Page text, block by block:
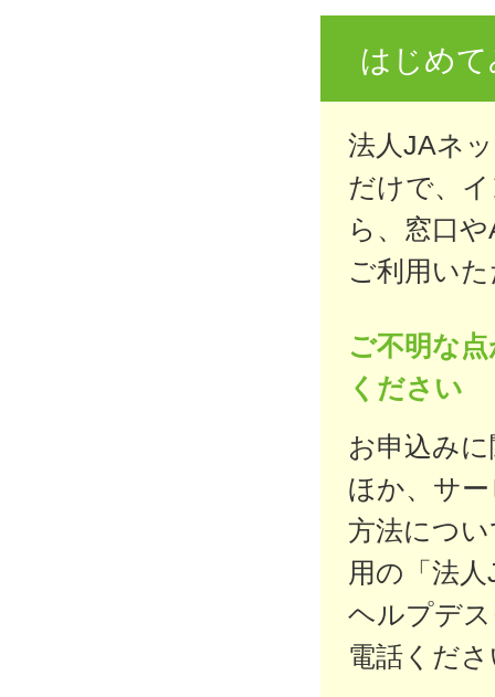
はじめ
法人JAネ
だけで、
ら、窓口
ご利用い
ご不明な
ください
お申込み
ほか、サ
方法につ
用の「法
ヘルプデ
電話くだ